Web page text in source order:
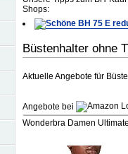
Shops:
Büstenhalter ohne
Aktuelle Angebote für
Angebote bei
Wonderbra Damen